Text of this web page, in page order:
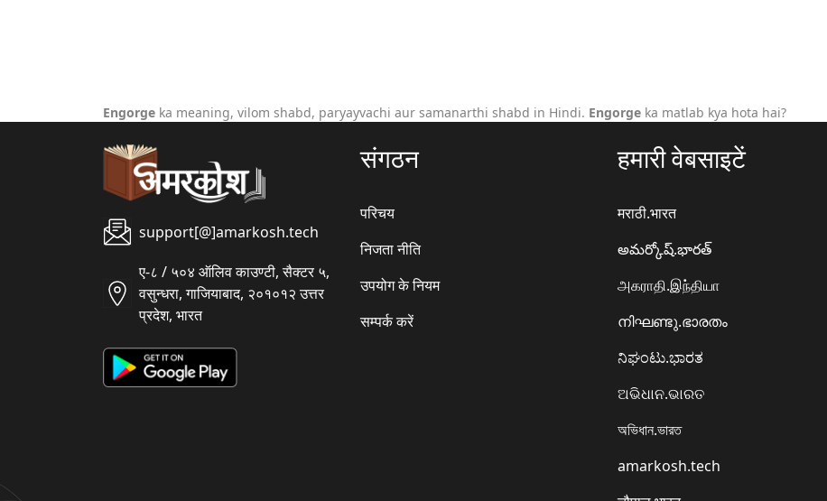
Engorge ka meaning, vilom shabd, paryayvachi aur samanarthi shabd in Hindi. Engorge ka matlab kya hota hai?
support[@]amarkosh.tech
ए-८ / ५०४ ऑलिव काउण्टी, सैक्टर ५,
वसुन्धरा, गाजियाबाद, २०१०१२ उत्तर
प्रदेश, भारत
संगठन
परिचय
निजता नीति
उपयोग के नियम
सम्पर्क करें
हमारी वेबसाइटें
मराठी.भारत
అమర్కోష్.భారత్
அகராதி.இந்தியா
നിഘണ്ടു.ഭാരതം
ನಿಘಂಟು.ಭಾರತ
ଅଭିଧାନ.ଭାରତ
অভিধান.ভারত
amarkosh.tech